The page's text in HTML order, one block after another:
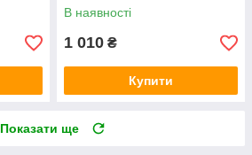
В наявності
1 010 ₴
Купити
Показати ще